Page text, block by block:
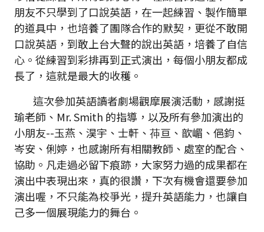
朋友不只學到了口說英語，在一起練習、製作簡單
的道具中，也培養了團隊合作的默契，更從不敢開
口說英語，到敢上台大聲的說出英語，培養了自信
心。從練習到彩排再到正式演出，每個小朋友都成
長了，這就是最大的收穫。
這次參加英語讀者劇場觀摩展演活動，感謝挺
瑜老師、Mr. Smith 的指導，以及所有參加演出的
小朋友--玉燕、淏宇、士軒、茽亘、歆嵋、俋鈞、
岑安、俐婷，也感謝所有相關教師、處室的配合、
協助。凡走過必留下痕跡，大家努力過的成果都在
演出中表現出來，真的很讚，下次有機會還要參加
演出喔，不只能為校爭光，提升英語能力，也讓自
己多一個展現能力的舞台。